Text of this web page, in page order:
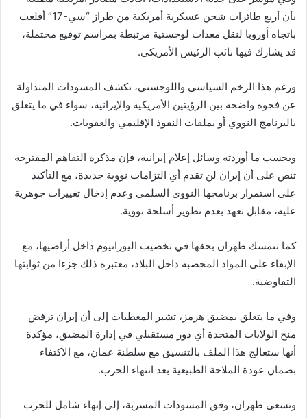
بأن أربع طائرات شحن عسكرية أمريكية من طراز “سي-17” أقلعت
باتجاه أوروبا لنقل معدات لوجستية مرتبطة بمراسم توقيع محتملة،
قد يشارك فيها نائب الرئيس الأمريكي.
ورغم هذا الزخم السياسي واللوجستي، تكشف المسودات المتداولة
عن فجوة واضحة بين الرؤيتين الأمريكية والإيرانية، سواء في ما يتعلق
بالبرنامج النووي أو بملفات النفوذ الإقليمي والعقوبات.
وبحسب ما أوردته وسائل إعلام إيرانية، فإن مذكرة التفاهم المقترحة
تنص على أن إيران لن تقدم أي التزامات نووية جديدة، مع التأكيد
على استمرار برنامجها النووي السلمي وعدم إدخال تغييرات جوهرية
عليه، مقابل تعهد بعدم تطوير أسلحة نووية.
كما تتمسك طهران بحقها في تخصيب اليورانيوم داخل أراضيها، مع
الإبقاء على المواد المخصبة داخل البلاد، معتبرة ذلك جزءا من ثوابتها
التفاوضية.
وفي ما يتعلق بمضيق هرمز، تشير المعطيات إلى أن إيران ترفض
منح الولايات المتحدة أي دور مستقبلي في إدارة المضيق، مؤكدة
أنها ستعالج هذا الملف بالتنسيق مع سلطنة عمان، مع الاكتفاء
بضمان عودة الملاحة الطبيعية بعد انتهاء الحرب.
وتسعى طهران، وفق المسودات المسربة، إلى إنهاء شامل للحرب